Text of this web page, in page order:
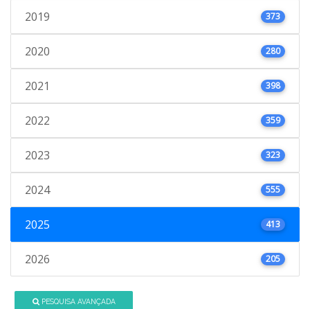
2019 373
2020 280
2021 398
2022 359
2023 323
2024 555
2025 413
2026 205
PESQUISA AVANÇADA